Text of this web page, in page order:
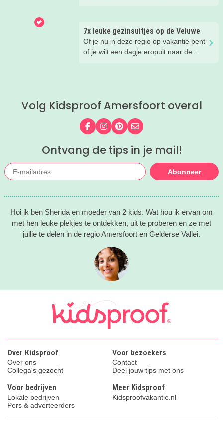
ze zo leuk vinden aan het NMM. ‘De
mega coole vliegtuigen overal’, ‘de
stormbaan buiten’, ‘de Xplore’ en het
'zelf in een mini-jeep rijden’. Voor ons
7x leuke gezinsuitjes op de Veluwe
Of je nu in deze regio op vakantie bent
of je wilt een dagje eropuit naar de
Volg Kidsproof Amersfoort overal
Volg ons op Facebook
Volg ons op Instagram
Volg ons op Pinterest
Mail ons
Ontvang de tips in je mail!
Abonneer
Hoi ik ben Sherida en moeder van 2 kids. Wat hou ik ervan om
met hen leuke plekjes te ontdekken, uit te proberen en ze met
jullie te delen in de regio Amersfoort en Gelderse Vallei.
Over Kidsproof
Over ons
Collega's gezocht
Voor bezoekers
Contact
Deel jouw tips met ons
Voor bedrijven
Lokale bedrijven
Pers & adverteerders
Meer Kidsproof
Kidsproofvakantie.nl